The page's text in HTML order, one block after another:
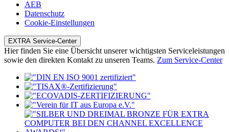
AEB
Datenschutz
Cookie-Einstellungen
EXTRA Service-Center
Hier finden Sie eine Übersicht unserer wichtigsten Serviceleistungen
sowie den direkten Kontakt zu unseren Teams. Zum Service-Center